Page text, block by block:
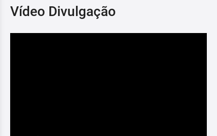
Vídeo Divulgação